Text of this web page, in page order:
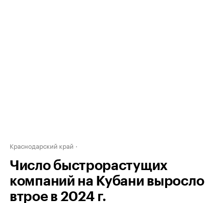
Краснодарский край
Число быстрорастущих
компаний на Кубани выросло
втрое в 2024 г.